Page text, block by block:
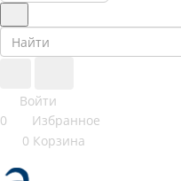
Войти
0
Избранное
0 Корзина